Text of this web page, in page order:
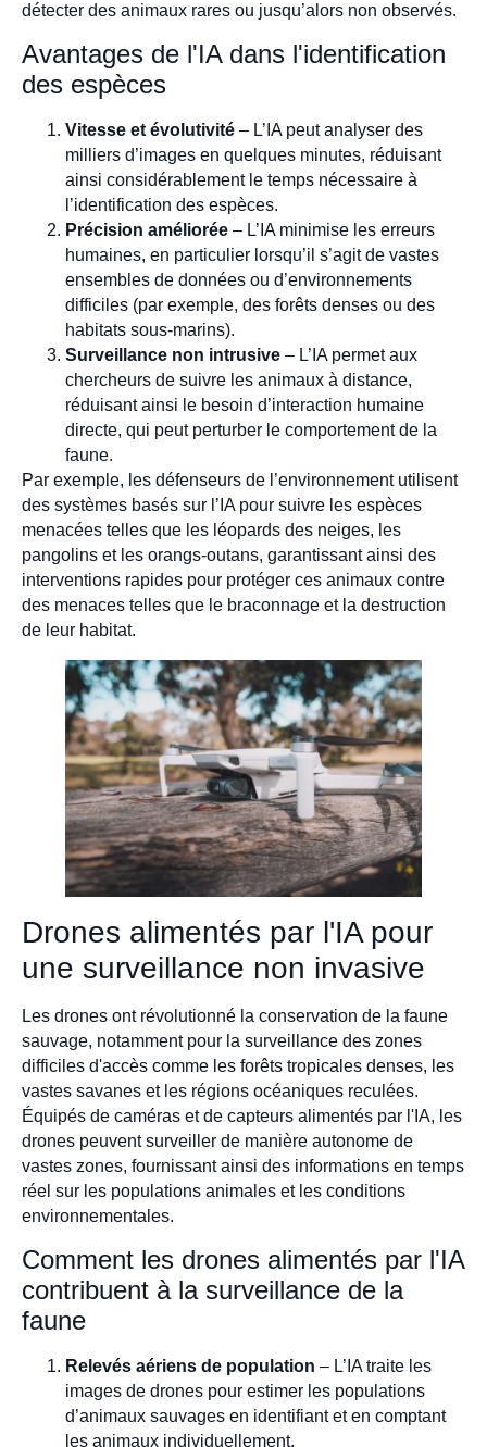
détecter des animaux rares ou jusqu’alors non observés.
Avantages de l'IA dans l'identification
des espèces
Vitesse et évolutivité – L’IA peut analyser des
milliers d’images en quelques minutes, réduisant
ainsi considérablement le temps nécessaire à
l’identification des espèces.
Précision améliorée – L’IA minimise les erreurs
humaines, en particulier lorsqu’il s’agit de vastes
ensembles de données ou d’environnements
difficiles (par exemple, des forêts denses ou des
habitats sous-marins).
Surveillance non intrusive – L’IA permet aux
chercheurs de suivre les animaux à distance,
réduisant ainsi le besoin d’interaction humaine
directe, qui peut perturber le comportement de la
faune.
Par exemple, les défenseurs de l’environnement utilisent
des systèmes basés sur l’IA pour suivre les espèces
menacées telles que les léopards des neiges, les
pangolins et les orangs-outans, garantissant ainsi des
interventions rapides pour protéger ces animaux contre
des menaces telles que le braconnage et la destruction
de leur habitat.
Drones alimentés par l'IA pour
une surveillance non invasive
Les drones ont révolutionné la conservation de la faune
sauvage, notamment pour la surveillance des zones
difficiles d'accès comme les forêts tropicales denses, les
vastes savanes et les régions océaniques reculées.
Équipés de caméras et de capteurs alimentés par l'IA, les
drones peuvent surveiller de manière autonome de
vastes zones, fournissant ainsi des informations en temps
réel sur les populations animales et les conditions
environnementales.
Comment les drones alimentés par l'IA
contribuent à la surveillance de la
faune
Relevés aériens de population – L’IA traite les
images de drones pour estimer les populations
d’animaux sauvages en identifiant et en comptant
les animaux individuellement.